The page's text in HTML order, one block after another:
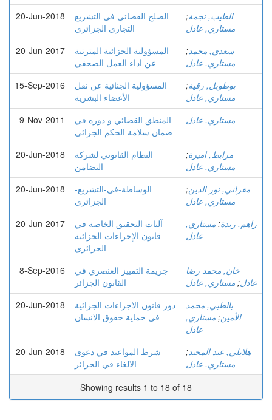
20-Jun-2018
الصلح القضائي في التشريع
التجاري الجزائري
الطيب, نجمة;
مستاري, عادل
20-Jun-2017
المسؤولية الجزائية المترتبة
عن اداء العمل الصحفي
سعدي, محمد;
مستاري, عادل
15-Sep-2016
المسؤولية الجنائية عن نقل
الأعضاء البشرية
بوطويل, رقية;
مستاري, عادل
9-Nov-2011
المنطق القضائي و دوره في
ضمان سلامة الحكم الجزائي
مستاري, عادل
20-Jun-2018
النظام القانوني لشركة
التضامن
مرابط, اميرة;
مستاري, عادل
20-Jun-2018
الوساطة-في-التشريع-
الجزائري
مقراني, نور الدين;
مستاري, عادل
20-Jun-2017
آليات التحقيق الخاصة في
قانون الإجراءات الجزائية
الجزائري
راهم, رندة; مستاري,
عادل
8-Sep-2016
جريمة التمييز العنصري في
القانون الجزائر
خان, محمد رضا
عادل; مستاري, عادل
20-Jun-2018
دور قانون الاجراءات الجزائية
في حماية حقوق الانسان
بالطبي, محمد
الأمين; مستاري,
عادل
20-Jun-2018
شرط المواعيد في دعوى
الالغاء في الجزائر
هلايلي, عبد المجيد;
مستاري, عادل
Showing results 1 to 18 of 18